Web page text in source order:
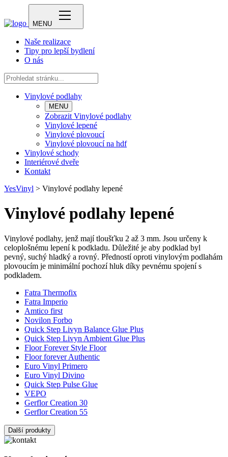
MENU
Naše realizace
Tipy pro lepší bydlení
O nás
Vinylové podlahy
MENU
Zobrazit Vinylové podlahy
Vinylové lepené
Vinylové plovoucí
Vinylové plovoucí na hdf
Vinylové schody
Interiérové dveře
Kontakt
YesVinyl > Vinylové podlahy lepené
Vinylové podlahy lepené
Vinylové podlahy, jenž mají tloušťku 2 až 3 mm. Jsou určeny k
celoplošnému lepení k podkladu. Důležité je aby podklad byl
pevný, suchý hladký a rovný. Předností oproti vinylovým podlahám
plovoucím je minimální pochozí hluk díky pevnému spojení s
podkladem.
Fatra Thermofix
Fatra Imperio
Amtico first
Novilon Forbo
Quick Step Livyn Balance Glue Plus
Quick Step Livyn Ambient Glue Plus
Floor Forever Style Floor
Floor forever Authentic
Euro Vinyl Primero
Euro Vinyl Divino
Quick Step Pulse Glue
VEPO
Gerflor Creation 30
Gerflor Creation 55
Další produkty